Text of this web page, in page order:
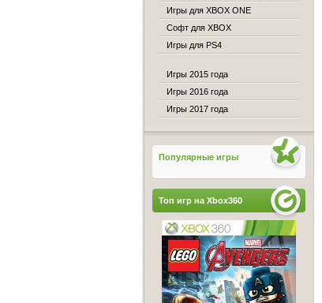
Игры для XBOX ONE
Софт для XBOX
Игры для PS4
Игры 2015 года
Игры 2016 года
Игры 2017 года
Популярные игры
Топ игр на Xbox360